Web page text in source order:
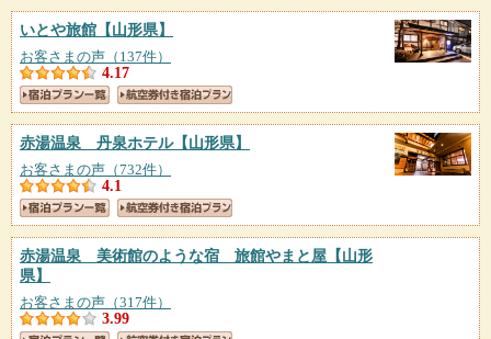
いとや旅館 【山形県】
お客さまの声（137件）
4.17
赤湯温泉 丹泉ホテル【山形県】
お客さまの声（732件）
4.1
赤湯温泉 美術館のような宿 旅館やまと屋 【山形
県】
お客さまの声（317件）
3.99